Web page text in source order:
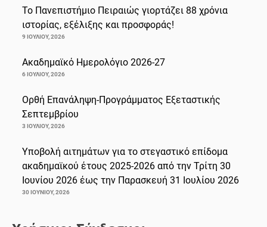
Το Πανεπιστήμιο Πειραιώς γιορτάζει 88 χρόνια
ιστορίας, εξέλιξης και προσφοράς!
9 ΙΟΥΛΊΟΥ, 2026
Ακαδημαϊκό Ημερολόγιο 2026-27
6 ΙΟΥΛΊΟΥ, 2026
Ορθή Επανάληψη-Προγράμματος Εξεταστικής
Σεπτεμβρίου
3 ΙΟΥΛΊΟΥ, 2026
Υποβολή αιτημάτων για το στεγαστικό επίδομα
ακαδημαϊκού έτους 2025-2026 από την Τρίτη 30
Ιουνίου 2026 έως την Παρασκευή 31 Ιουλίου 2026
30 ΙΟΥΝΊΟΥ, 2026